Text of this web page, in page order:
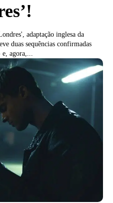
adaptação inglesa da
duas sequências confirmadas
agora,...